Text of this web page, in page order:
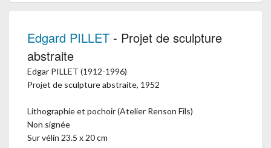
Edgard PILLET - Projet de sculpture
abstraite
Edgar PILLET (1912-1996)
Projet de sculpture abstraite, 1952
Lithographie et pochoir (Atelier Renson Fils)
Non signée
Sur vélin 23.5 x 20 cm